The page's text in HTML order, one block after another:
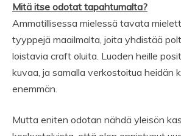
Mitä itse odotat tapahtumalta?
Ammatillisessa mielessä tavata
tyyppejä maailmalta, joita yhdistää
loistavia craft oluita. Luoden heille
kuvaa, ja samalla verkostoitua heidän
enemmän.
Mutta eniten odotan nähdä yleisön